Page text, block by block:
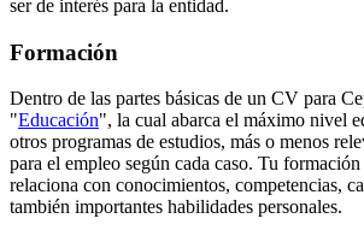
ser de interés para la entidad.
Formación
Dentro de las partes básicas de un CV para
"Educación", la cual abarca el máximo nivel
otros programas de estudios, más o menos
para el empleo según cada caso. Tu formación
relaciona con conocimientos, competencias,
también importantes habilidades personales.